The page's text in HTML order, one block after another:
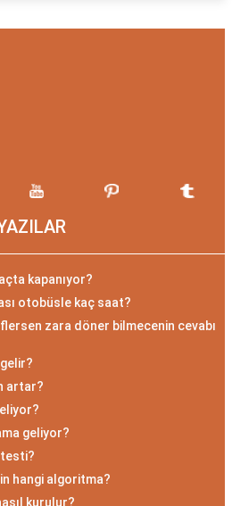
kapanıyor?
otobüsle kaç saat?
zara döner bilmecenin cevabı
artar?
geliyor?
testi?
hangi algoritma?
kurulur?